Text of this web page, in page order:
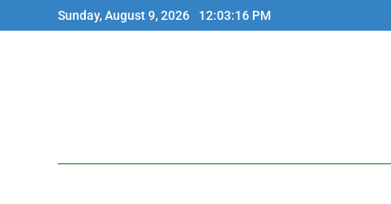
to
Sunday, August 9, 2026 12:03:16 PM